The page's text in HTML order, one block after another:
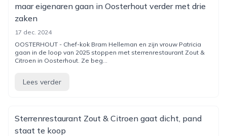
maar eigenaren gaan in Oosterhout verder met drie
zaken
17 dec. 2024
OOSTERHOUT - Chef-kok Bram Helleman en zijn vrouw Patricia
gaan in de loop van 2025 stoppen met sterrenrestaurant Zout &
Citroen in Oosterhout. Ze beg...
Lees verder
Sterrenrestaurant Zout & Citroen gaat dicht, pand
staat te koop